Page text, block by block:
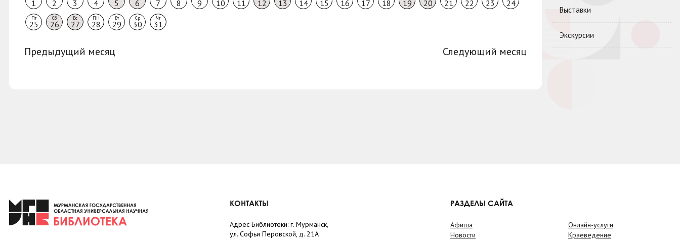
1 2 3 4 5 6 7 8 9 10 11 12 13 14 15 16 17 18 19 20 21 22 23 24
Пт
25
Сб
26
Вс
27
ПН
28
Вт
29
Ср
30
Чт
31
Предыдущий месяц Следующий месяц
Выставки
Экскурсии
КОНТАКТЫ
Адрес Библиотеки: г. Мурманск,
ул. Софьи Перовской, д. 21А
РАЗДЕЛЫ САЙТА
Афиша
Новости
Онлайн-услуги
Краеведение